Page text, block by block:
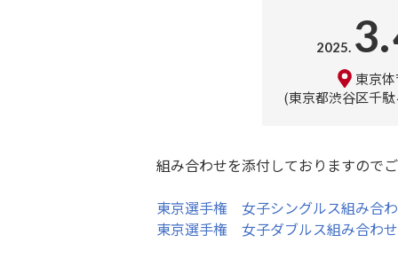
2025. 3.
東京
東京都渋谷区千
組み合わせを添付しておりますので
東京選手権 女子シングルス組み合
東京選手権 女子ダブルス組み合わせ